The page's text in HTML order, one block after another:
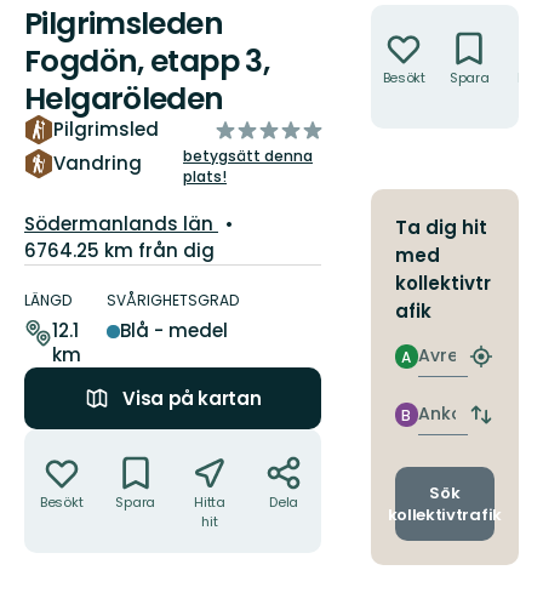
Pilgrimsleden
Fogdön, etapp 3,
Helgaröleden
Pilgrimsled
Vandring
av
5
stjärnor
betygsätt denna
plats!
Län:
Södermanlands län
6764.25 km från dig
om
leden
LÄNGD
12.1
km
SVÅRIGHETSGRAD
Blå - medel
Visa på kartan
Besökt Spara
Hitta
hit
Dela
Besökt Spara
Ta dig hit
med
kollektivtr
afik
Avresa
A
Hitta
Ankomst
B
Byt
och
Sök
kollektivtrafik